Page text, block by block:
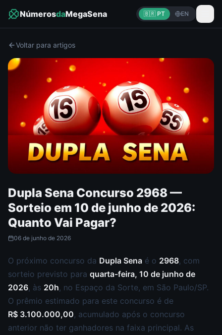
NúmerosdaMegaSena 🇧🇷 PT EN
Voltar para artigos
Dupla Sena Concurso 2968 —
Sorteio em 10 de junho de 2026:
Quanto Vai Pagar?
06 de junho de 2026
O próximo concurso da Dupla Sena é o 2968, com
sorteio previsto para quarta-feira, 10 de junho de
2026, às 20h, no Espaço da Sorte, em São Paulo/SP.
O prêmio estimado para este concurso é de
R$ 3.100.000,00, acumulado após o concurso
anterior não ter ganhadores na faixa principal. As